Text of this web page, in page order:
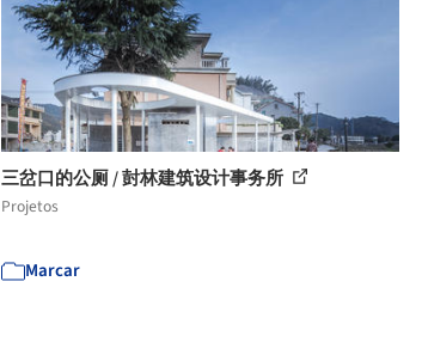
三岔口的公厕 / 尌林建筑设计事务所
Projetos
Marcar